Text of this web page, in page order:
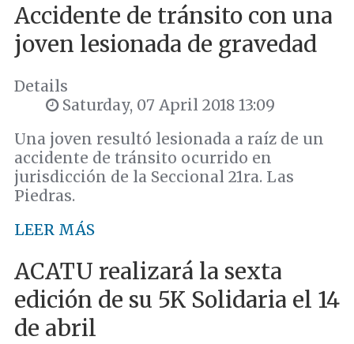
Accidente de tránsito con una
joven lesionada de gravedad
Details
Saturday, 07 April 2018 13:09
Una joven resultó lesionada a raíz de un
accidente de tránsito ocurrido en
jurisdicción de la Seccional 21ra. Las
Piedras.
LEER MÁS
ACATU realizará la sexta
edición de su 5K Solidaria el 14
de abril